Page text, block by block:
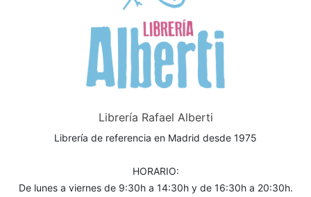
Librería Rafael Alberti
Librería de referencia en Madrid desde 1975
HORARIO:
De lunes a viernes de 9:30h a 14:30h y de 16:30h a 20:30h.